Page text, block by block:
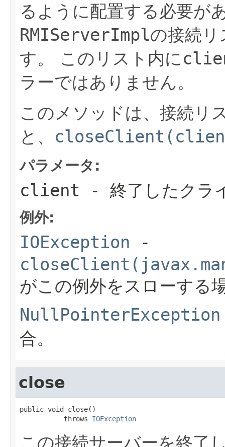
るように配置する必要が
RMIServerImplの接続
す。
このリスト内に
ラーではありません。
このメソッドは、接続リ
と、
パラメータ:
client - 終了したクラ
例外:
IOException -
がこの例外をスローする
NullPointerException
合。
close
public void close()
           throws
IOException
この接続サーバーを終了